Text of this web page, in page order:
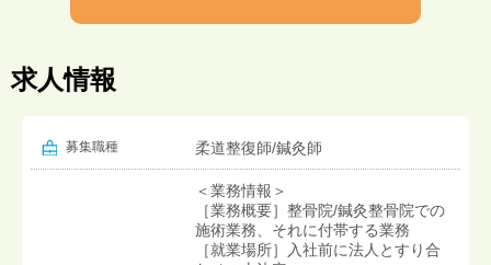
求人情報
募集職種 柔道整復師/鍼灸師
＜業務情報＞
［業務概要］整骨院/鍼灸整骨院での
施術業務、それに付帯する業務
［就業場所］入社前に法人とすり合